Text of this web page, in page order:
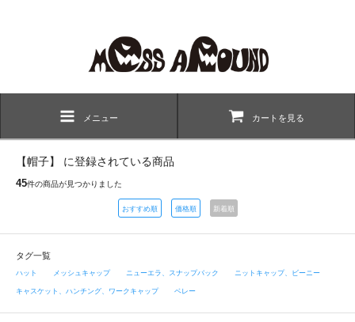
メニュー カートを見る
【帽子】 に登録されている商品
45件の商品が見つかりました
おすすめ順 価格順 新着順
タグ一覧
ハット メッシュキャップ ニューエラ、スナップバック ニットキャップ、ビーニー
キャスケット、ハンチング、ワークキャップ ベレー